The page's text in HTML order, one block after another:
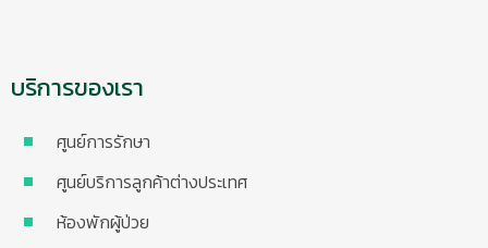
บริการของเรา
ศูนย์การรักษา
ศูนย์บริการลูกค้าต่างประเทศ
ห้องพักผู้ป่วย